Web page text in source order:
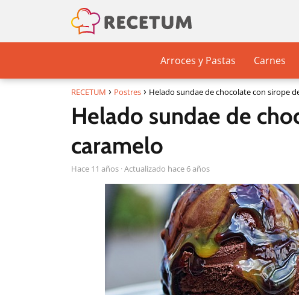
Arroces y Pastas Carnes
RECETUM Postres Helado sundae de chocolate con sirope
Helado sundae de
caramelo
hace 11 años · Actualizado hace 6 años